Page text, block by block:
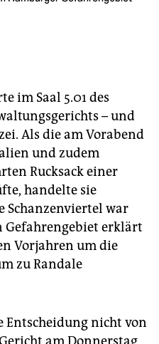
im Saal 5.01 des
– und
Als die am Vorabend
und zudem
Rucksack einer
handelte sie
Schanzenviertel war
erklärt
Vorjahren um die
zu Randale
Entscheidung nicht von